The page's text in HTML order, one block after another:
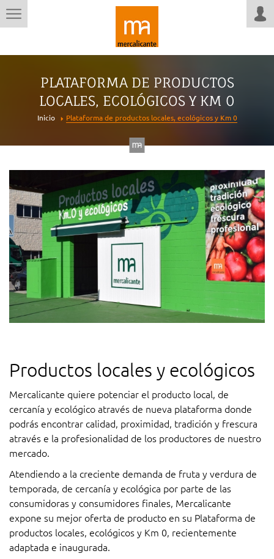
PLATAFORMA DE PRODUCTOS
LOCALES, ECOLÓGICOS Y KM 0
Inicio Plataforma de productos locales, ecológicos y Km 0
Productos locales y ecológicos
Mercalicante quiere potenciar el producto local, de
cercanía y ecológico através de nueva plataforma donde
podrás encontrar calidad, proximidad, tradición y frescura
através e la profesionalidad de los productores de nuestro
mercado.
Atendiendo a la creciente demanda de fruta y verdura de
temporada, de cercanía y ecológica por parte de las
consumidoras y consumidores finales, Mercalicante
expone su mejor oferta de producto en su Plataforma de
productos locales, ecológicos y Km 0, recientemente
adaptada e inaugurada.